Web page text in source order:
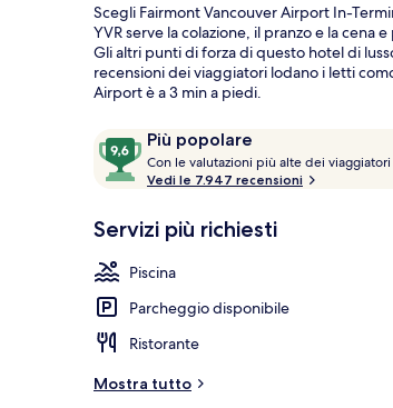
Scegli Fairmont Vancouver Airport In-
YVR serve la colazione, il pranzo e la
Gli altri punti di forza di questo hotel di
recensioni dei viaggiatori lodano i letti
Airport è a 3 min a piedi.
RecensioniPiù popolare
9,6
su
10,
popolare
Con le valutazioni più alte dei viaggiatori
Vedi le 7.947 recensioni
Servizi più richiesti
Piscina
Parcheggio disponibile
Ristorante
Mostra tutto